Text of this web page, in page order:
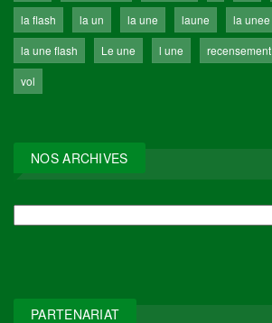
la flash
la un la une laune la unee
la une flash
Le une l une recensement
vol
NOS ARCHIVES
PARTENARIAT